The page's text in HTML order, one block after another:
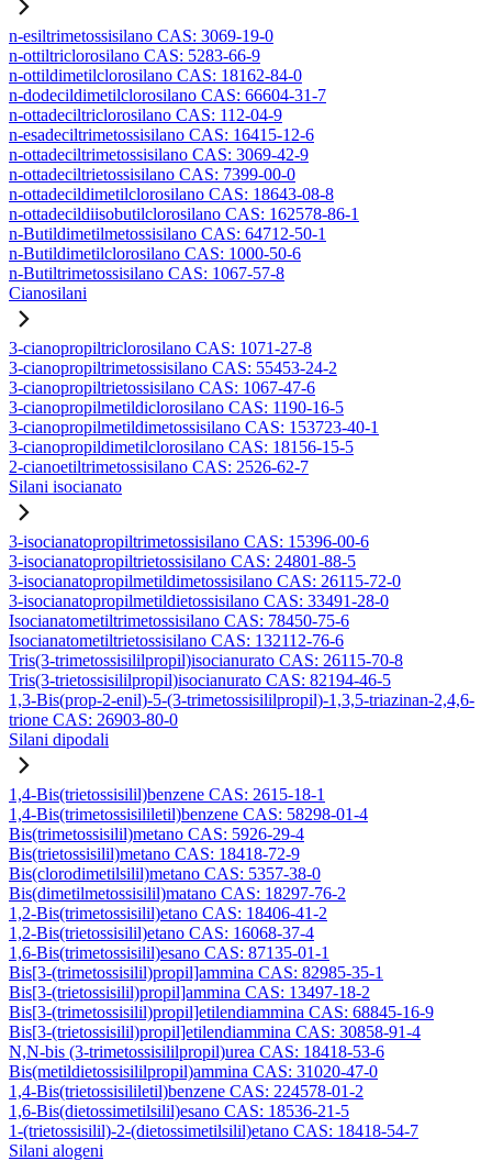
n-esiltrimetossisilano CAS: 3069-19-0
n-ottiltriclorosilano CAS: 5283-66-9
n-ottildimetilclorosilano CAS: 18162-84-0
n-dodecildimetilclorosilano CAS: 66604-31-7
n-ottadeciltriclorosilano CAS: 112-04-9
n-esadeciltrimetossisilano CAS: 16415-12-6
n-ottadeciltrimetossisilano CAS: 3069-42-9
n-ottadeciltrietossisilano CAS: 7399-00-0
n-ottadecildimetilclorosilano CAS: 18643-08-8
n-ottadecildiisobutilclorosilano CAS: 162578-86-1
n-Butildimetilmetossisilano CAS: 64712-50-1
n-Butildimetilclorosilano CAS: 1000-50-6
n-Butiltrimetossisilano CAS: 1067-57-8
Cianosilani
3-cianopropiltriclorosilano CAS: 1071-27-8
3-cianopropiltrimetossisilano CAS: 55453-24-2
3-cianopropiltrietossisilano CAS: 1067-47-6
3-cianopropilmetildiclorosilano CAS: 1190-16-5
3-cianopropilmetildimetossisilano CAS: 153723-40-1
3-cianopropildimetilclorosilano CAS: 18156-15-5
2-cianoetiltrimetossisilano CAS: 2526-62-7
Silani isocianato
3-isocianatopropiltrimetossisilano CAS: 15396-00-6
3-isocianatopropiltrietossisilano CAS: 24801-88-5
3-isocianatopropilmetildimetossisilano CAS: 26115-72-0
3-isocianatopropilmetildietossisilano CAS: 33491-28-0
Isocianatometiltrimetossisilano CAS: 78450-75-6
Isocianatometiltrietossisilano CAS: 132112-76-6
Tris(3-trimetossisililpropil)isocianurato CAS: 26115-70-8
Tris(3-trietossisililpropil)isocianurato CAS: 82194-46-5
1,3-Bis(prop-2-enil)-5-(3-trimetossisililpropil)-1,3,5-triazinan-2,4,6-
trione CAS: 26903-80-0
Silani dipodali
1,4-Bis(trietossisilil)benzene CAS: 2615-18-1
1,4-Bis(trimetossisililetil)benzene CAS: 58298-01-4
Bis(trimetossisilil)metano CAS: 5926-29-4
Bis(trietossisilil)metano CAS: 18418-72-9
Bis(clorodimetilsilil)metano CAS: 5357-38-0
Bis(dimetilmetossisilil)matano CAS: 18297-76-2
1,2-Bis(trimetossisilil)etano CAS: 18406-41-2
1,2-Bis(trietossisilil)etano CAS: 16068-37-4
1,6-Bis(trimetossisilil)esano CAS: 87135-01-1
Bis[3-(trimetossisilil)propil]ammina CAS: 82985-35-1
Bis[3-(trietossisilil)propil]ammina CAS: 13497-18-2
Bis[3-(trimetossisilil)propil]etilendiammina CAS: 68845-16-9
Bis[3-(trietossisilil)propil]etilendiammina CAS: 30858-91-4
N,N-bis (3-trimetossisililpropil)urea CAS: 18418-53-6
Bis(metildietossisililpropil)ammina CAS: 31020-47-0
1,4-Bis(trietossisililetil)benzene CAS: 224578-01-2
1,6-Bis(dietossimetilsilil)esano CAS: 18536-21-5
1-(trietossisilil)-2-(dietossimetilsilil)etano CAS: 18418-54-7
Silani alogeni